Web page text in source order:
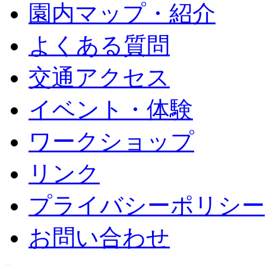
園内マップ・紹介
よくある質問
交通アクセス
イベント・体験
ワークショップ
リンク
プライバシーポリシー
お問い合わせ